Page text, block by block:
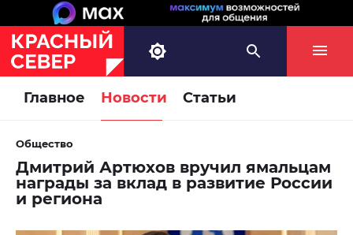
Главное Новости Статьи
Общество
Дмитрий Артюхов вручил ямальцам
награды за вклад в развитие России
и региона